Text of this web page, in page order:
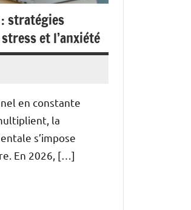
stratégies
et l’anxiété
en constante
la
s’impose
En 2026, […]